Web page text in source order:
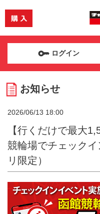
ログイン
お知らせ
2026/06/13 18:00
【行くだけで最大
競輪場でチェック
リ限定）